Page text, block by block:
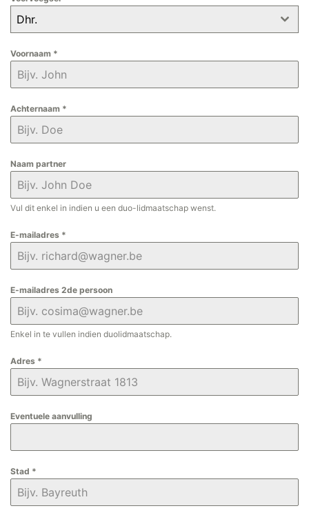
Dhr.
Voornaam *
Achternaam *
Naam partner
Vul dit enkel in indien u een duo-lidmaatschap wenst.
E-mailadres *
E-mailadres 2de persoon
Enkel in te vullen indien duolidmaatschap.
Adres *
Eventuele aanvulling
Stad *